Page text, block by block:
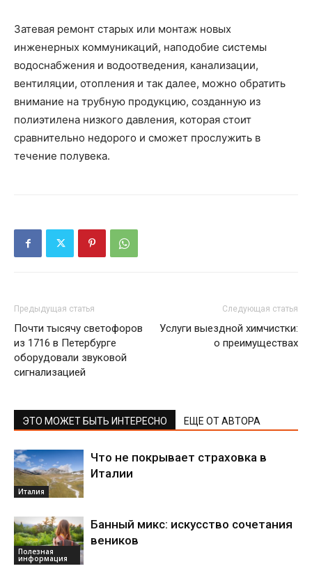
Затевая ремонт старых или монтаж новых
инженерных коммуникаций, наподобие системы
водоснабжения и водоотведения, канализации,
вентиляции, отопления и так далее, можно обратить
внимание на трубную продукцию, созданную из
полиэтилена низкого давления, которая стоит
сравнительно недорого и сможет прослужить в
течение полувека.
Предыдущая статья
Почти тысячу светофоров
из 1716 в Петербурге
оборудовали звуковой
сигнализацией
Следующая статья
Услуги выездной химчистки:
о преимуществах
ЭТО МОЖЕТ БЫТЬ ИНТЕРЕСНО ЕЩЕ ОТ АВТОРА
Италия
Что не покрывает страховка в
Италии
Полезная
информация
Банный микс: искусство сочетания
веников